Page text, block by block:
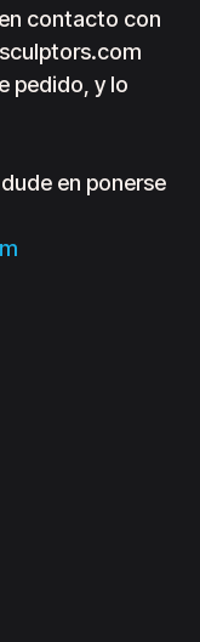
contacto con
pedido, y lo
en ponerse